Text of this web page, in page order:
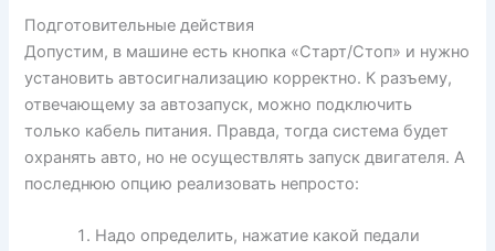
Подготовительные действия
Допустим, в машине есть кнопка «Старт/Стоп» и нужно
установить автосигнализацию корректно. К разъему,
отвечающему за автозапуск, можно подключить
только кабель питания. Правда, тогда система будет
охранять авто, но не осуществлять запуск двигателя. А
последнюю опцию реализовать непросто:
Надо определить, нажатие какой педали